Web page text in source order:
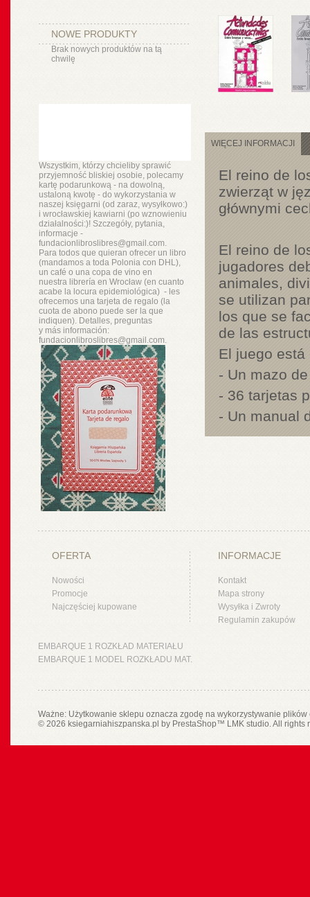
NOWE PRODUKTY
Brak nowych produktów na tą
chwilę
Wszystkim, którzy chcieliby sprawić
przyjemność bliskiej osobie, polecamy
kartę podarunkową - na dowolną,
ustaloną kwotę - do wykorzystania w
naszej księgarni (od zaraz, wysyłkowo:)
i wrocławskiej kawiarni (po wznowieniu
działalności:)! Szczegóły, pytania,
informacje -
fundacionlibroslibres@gmail.com.
Para todos que quieran ofrecer un libro
(mandamos a toda Polonia con DHL),
un café o una copa de vino en
nuestra libreríaen Wrocław (en cuanto
acabe la locura epidemiológica) - les
ofrecemos una tarjeta de regalo (la
cuota de abono puede ser la que
indiquen). Detalles, preguntas
y másinformación:
fundacionlibroslibres@gmail.com.
WIĘCEJ INFORMACJI
El reino de
zwierząt w
głównymi
El reino de
jugadores
animales,
se utilizan
los que se
de las
El juego
- Un mazo
- 36 tarjetas
- Un manual
OFERTA
Nowości
Promocje
Najczęściej kupowane
INFORMACJE
Kontakt
Mapa strony
Wysyłka i Zwroty
Regulamin zakupów
EMBARQUE 1 ROZKŁAD MATERIAŁU
EMBARQUE 1 MODEL ROZKŁADU MAT.
Ważne: Użytkowanie sklepu oznacza zgodę na wykorzystywanie
© 2026 ksiegarniahiszpanska.pl by PrestaShop™ LMK studio. All rights